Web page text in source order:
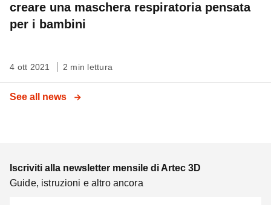
creare una maschera respiratoria pensata
per i bambini
4 ott 2021 2 min lettura
See all news
Iscriviti alla newsletter mensile di Artec 3D
Guide, istruzioni e altro ancora